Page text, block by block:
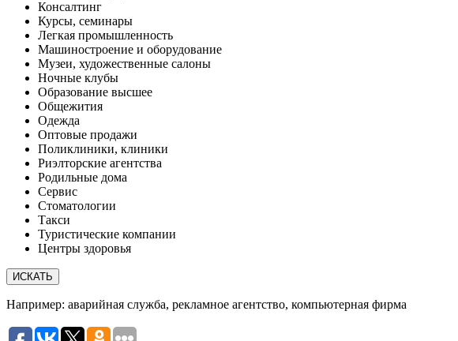
Консалтинг
Курсы, семинары
Легкая промышленность
Машиностроение и оборудование
Музеи, художественные салоны
Ночные клубы
Образование высшее
Общежития
Одежда
Оптовые продажи
Поликлиники, клиники
Риэлторские агентства
Родильные дома
Сервис
Стоматологии
Такси
Туристические компании
Центры здоровья
Например: аварийная служба, рекламное агентство, компьютерная фирма